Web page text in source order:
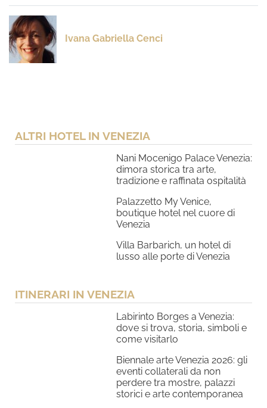
Ivana Gabriella Cenci
ALTRI HOTEL IN VENEZIA
Nani Mocenigo Palace Venezia:
dimora storica tra arte,
tradizione e raffinata ospitalità
Palazzetto My Venice,
boutique hotel nel cuore di
Venezia
Villa Barbarich, un hotel di
lusso alle porte di Venezia
ITINERARI IN VENEZIA
Labirinto Borges a Venezia:
dove si trova, storia, simboli e
come visitarlo
Biennale arte Venezia 2026: gli
eventi collaterali da non
perdere tra mostre, palazzi
storici e arte contemporanea